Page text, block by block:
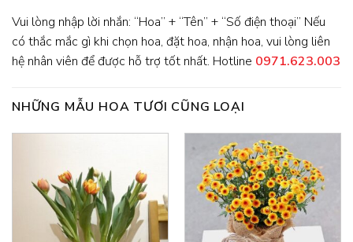
Vui lòng nhập lời nhắn: “Hoa” + “Tên” + “Số điện thoại” Nếu
có thắc mắc gì khi chọn hoa, đặt hoa, nhận hoa, vui lòng liên
hệ nhân viên để được hỗ trợ tốt nhất. Hotline 0971.623.003
NHỮNG MẪU HOA TƯƠI CŨNG LOẠI